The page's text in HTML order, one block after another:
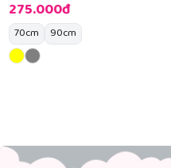
275.000đ
70cm 90cm